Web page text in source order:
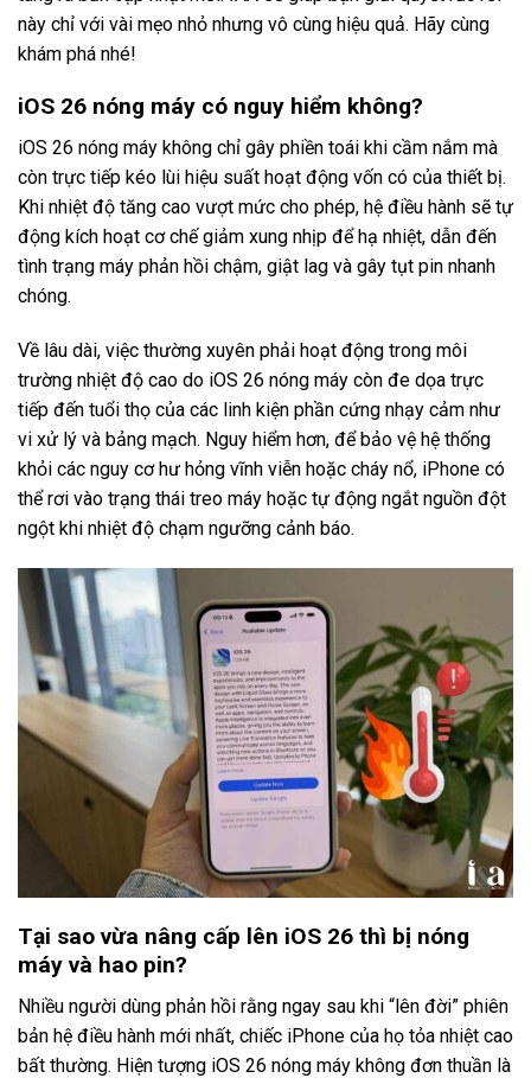
này chỉ với vài mẹo nhỏ nhưng vô cùng hiệu quả. Hãy cùng
khám phá nhé!
iOS 26 nóng máy có nguy hiểm không?
iOS 26 nóng máy không chỉ gây phiền toái khi cầm nắm mà
còn trực tiếp kéo lùi hiệu suất hoạt động vốn có của thiết bị.
Khi nhiệt độ tăng cao vượt mức cho phép, hệ điều hành sẽ tự
động kích hoạt cơ chế giảm xung nhịp để hạ nhiệt, dẫn đến
tình trạng máy phản hồi chậm, giật lag và gây tụt pin nhanh
chóng.
Về lâu dài, việc thường xuyên phải hoạt động trong môi
trường nhiệt độ cao do iOS 26 nóng máy còn đe dọa trực
tiếp đến tuổi thọ của các linh kiện phần cứng nhạy cảm như
vi xử lý và bảng mạch. Nguy hiểm hơn, để bảo vệ hệ thống
khỏi các nguy cơ hư hỏng vĩnh viễn hoặc cháy nổ, iPhone có
thể rơi vào trạng thái treo máy hoặc tự động ngắt nguồn đột
ngột khi nhiệt độ chạm ngưỡng cảnh báo.
Tại sao vừa nâng cấp lên iOS 26 thì bị nóng
máy và hao pin?
Nhiều người dùng phản hồi rằng ngay sau khi “lên đời” phiên
bản hệ điều hành mới nhất, chiếc iPhone của họ tỏa nhiệt cao
bất thường. Hiện tượng iOS 26 nóng máy không đơn thuần là